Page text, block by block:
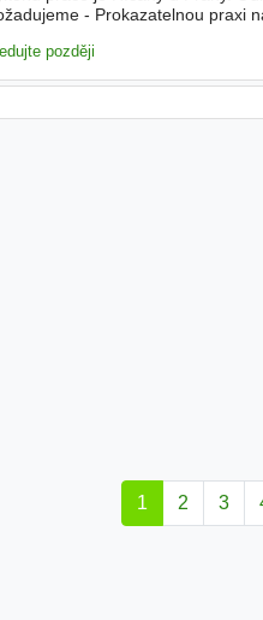
- Prokazatelnou praxi
později
1 2 3